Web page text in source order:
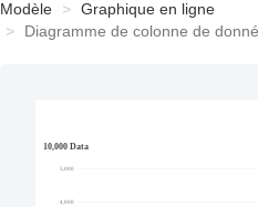
Modèle
Graphique en ligne
Diagramme de colonne de